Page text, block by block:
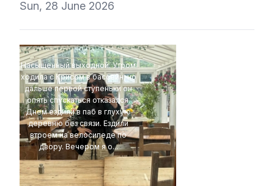
Sun, 28 June 2026
Насыщенный выходной. Утром
ходила с Крисом в бассейн, но
дальше первой ступеньки он
опять спускаться отказался.
Днем ездили в паб в глухую
деревню без связи. Ездили
втроем на велосипеде по
двору. Вечером я о...
t1r1